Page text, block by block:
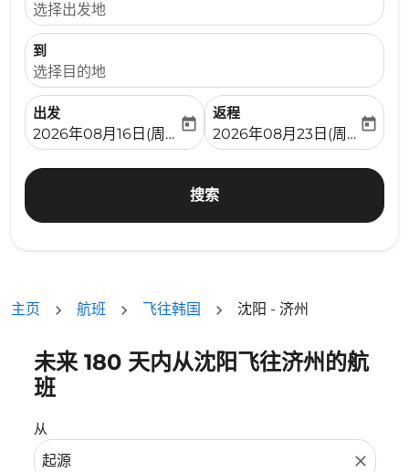
选择出发地
到
选择目的地
出发
fc-booking-departure-date-aria-label
2026年08月16日(周日)
today
返程
fc-booking-return-date-
2026年08月23日(周日)
today
搜索
主页 航班 飞往韩国 沈阳 - 济州
未来 180 天内从沈阳飞往济州的航
班
从
close
没有符合您的筛选条件的机票。请调整您的筛选条件。